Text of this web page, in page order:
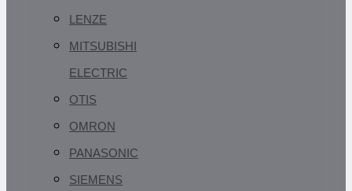
LENZE
MITSUBISHI
ELECTRIC
OTIS
OMRON
PANASONIC
SIEMENS